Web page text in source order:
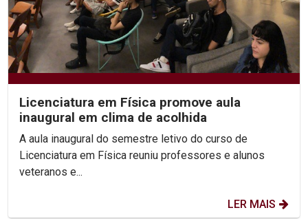
Licenciatura em Física promove aula
inaugural em clima de acolhida
A aula inaugural do semestre letivo do curso de
Licenciatura em Física reuniu professores e alunos
veteranos e...
LER MAIS